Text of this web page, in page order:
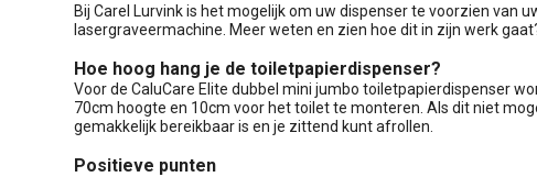
Bij Carel Lurvink is het mogelijk om uw dispenser te voorzien van
lasergraveermachine. Meer weten en zien hoe dit in zijn werk
Hoe hoog hang je de toiletpapierdispenser?
Voor de CaluCare Elite dubbel mini jumbo toiletpapierdispenser
70cm hoogte en 10cm voor het toilet te monteren. Als dit niet
gemakkelijk bereikbaar is en je zittend kunt afrollen.
Positieve punten